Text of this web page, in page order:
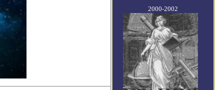
2000-2002